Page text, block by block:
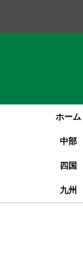
ホーム
中部
四国
九州